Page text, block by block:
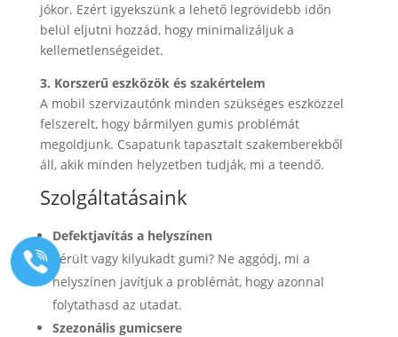
jókor. Ezért igyekszünk a lehető legrövidebb időn
belül eljutni hozzád, hogy minimalizáljuk a
kellemetlenségeidet.
3. Korszerű eszközök és szakértelem
A mobil szervizautónk minden szükséges eszközzel
felszerelt, hogy bármilyen gumis problémát
megoldjunk. Csapatunk tapasztalt szakemberekből
áll, akik minden helyzetben tudják, mi a teendő.
Szolgáltatásaink
Defektjavítás a helyszínen
Sérült vagy kilyukadt gumi? Ne aggódj, mi a
helyszínen javítjuk a problémát, hogy azonnal
folytathasd az utadat.
Szezonális gumicsere